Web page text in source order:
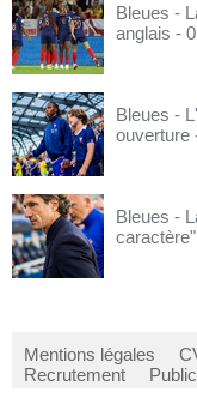
Bleues -
anglais -
Bleues -
ouverture
Bleues -
caractère"
Mentions légales
Recrutement